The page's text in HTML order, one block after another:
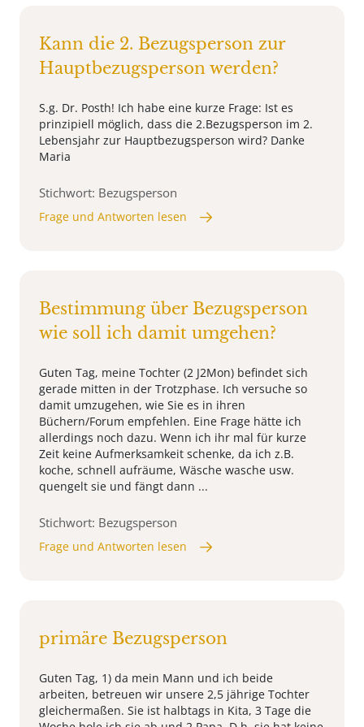
Kann die 2. Bezugsperson zur
Hauptbezugsperson werden?
S.g. Dr. Posth! Ich habe eine kurze Frage: Ist es
prinzipiell möglich, dass die 2.Bezugsperson im 2.
Lebensjahr zur Hauptbezugsperson wird? Danke
Maria
Stichwort: Bezugsperson
Frage und Antworten lesen
Bestimmung über Bezugsperson
wie soll ich damit umgehen?
Guten Tag, meine Tochter (2 J2Mon) befindet sich
gerade mitten in der Trotzphase. Ich versuche so
damit umzugehen, wie Sie es in ihren
Büchern/Forum empfehlen. Eine Frage hätte ich
allerdings noch dazu. Wenn ich ihr mal für kurze
Zeit keine Aufmerksamkeit schenke, da ich z.B.
koche, schnell aufräume, Wäsche wasche usw.
quengelt sie und fängt dann ...
Stichwort: Bezugsperson
Frage und Antworten lesen
primäre Bezugsperson
Guten Tag, 1) da mein Mann und ich beide
arbeiten, betreuen wir unsere 2,5 jährige Tochter
gleichermaßen. Sie ist halbtags in Kita, 3 Tage die